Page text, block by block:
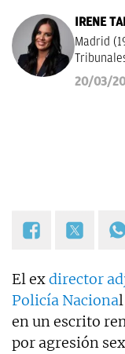
IRENE
Madrid
20/03/
El exdirector
Policía Nacional
en un escrito
por agresión